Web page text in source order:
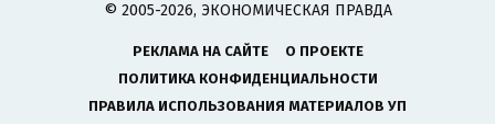
© 2005-2026, ЭКОНОМИЧЕСКАЯ ПРАВДА
РЕКЛАМА НА САЙТЕ
О ПРОЕКТЕ
ПОЛИТИКА КОНФИДЕНЦИАЛЬНОСТИ
ПРАВИЛА ИСПОЛЬЗОВАНИЯ МАТЕРИАЛОВ УП